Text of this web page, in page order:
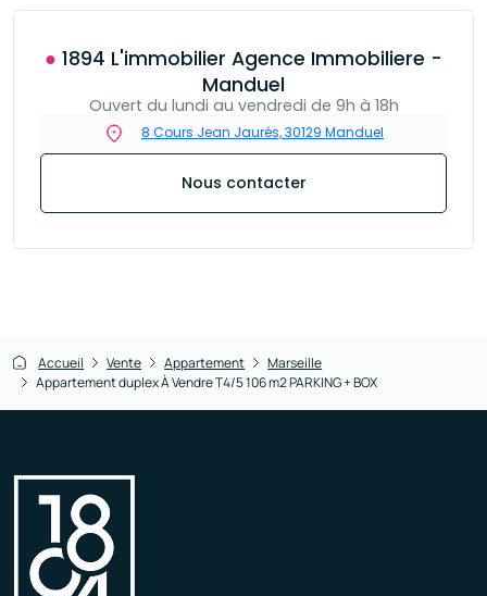
● 1894 L'immobilier Agence Immobiliere -
Manduel
Ouvert du lundi au vendredi de 9h à 18h
8 Cours Jean Jaurés, 30129 Manduel
Nous contacter
Accueil Vente Appartement
Marseille
Appartement duplex À Vendre T4/5 106 m2 PARKING + BOX